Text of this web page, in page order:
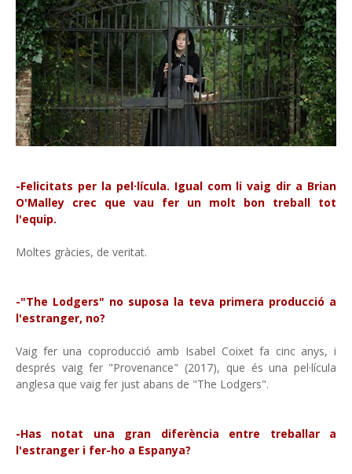
-Felicitats per la pel·lícula. Igual com li vaig dir a Brian
O'Malley crec que vau fer un molt bon treball tot
l'equip.
Moltes gràcies, de veritat.
-"The Lodgers" no suposa la teva primera producció a
l'estranger, no?
Vaig fer una coproducció amb Isabel Coixet fa cinc anys, i
després vaig fer "Provenance" (2017), que és una pel·lícula
anglesa que vaig fer just abans de "The Lodgers".
-Has notat una gran diferència entre treballar a
l'estranger i fer-ho a Espanya?